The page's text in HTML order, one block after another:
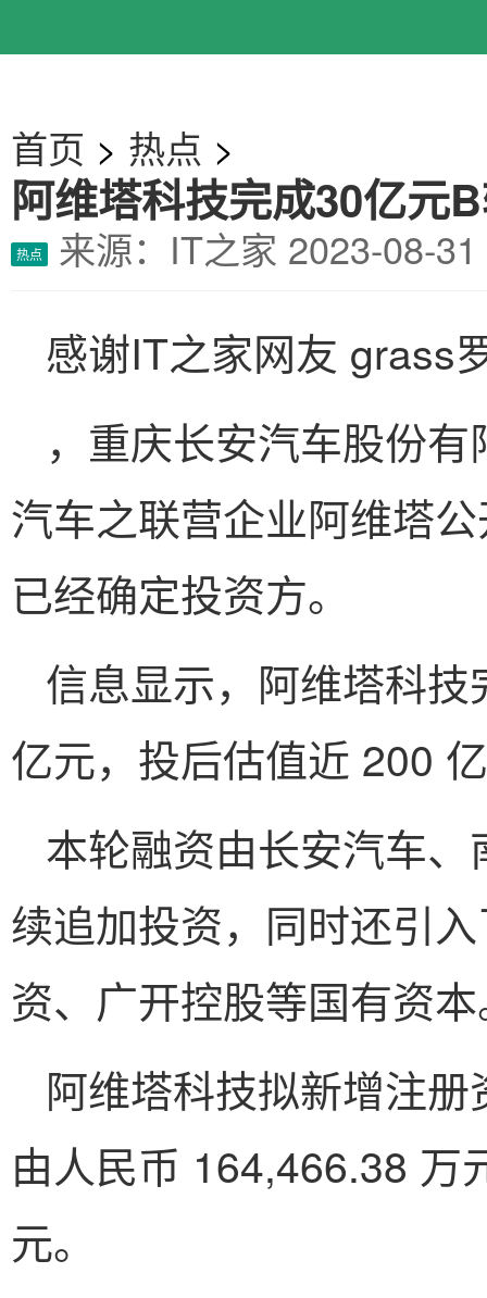
首页 > 热点 >
阿维塔科技完成30亿元
热点 来源：IT之家 2023-08-
感谢IT之家网友 grass
，重庆长安汽车股份
汽车之联营企业阿维塔
已经确定投资方。
信息显示，阿维塔科
亿元，投后估值近 200
本轮融资由长安汽车
续追加投资，同时还引
资、广开控股等国有资
阿维塔科技拟新增注
由人民币 164,466.38 万
元。